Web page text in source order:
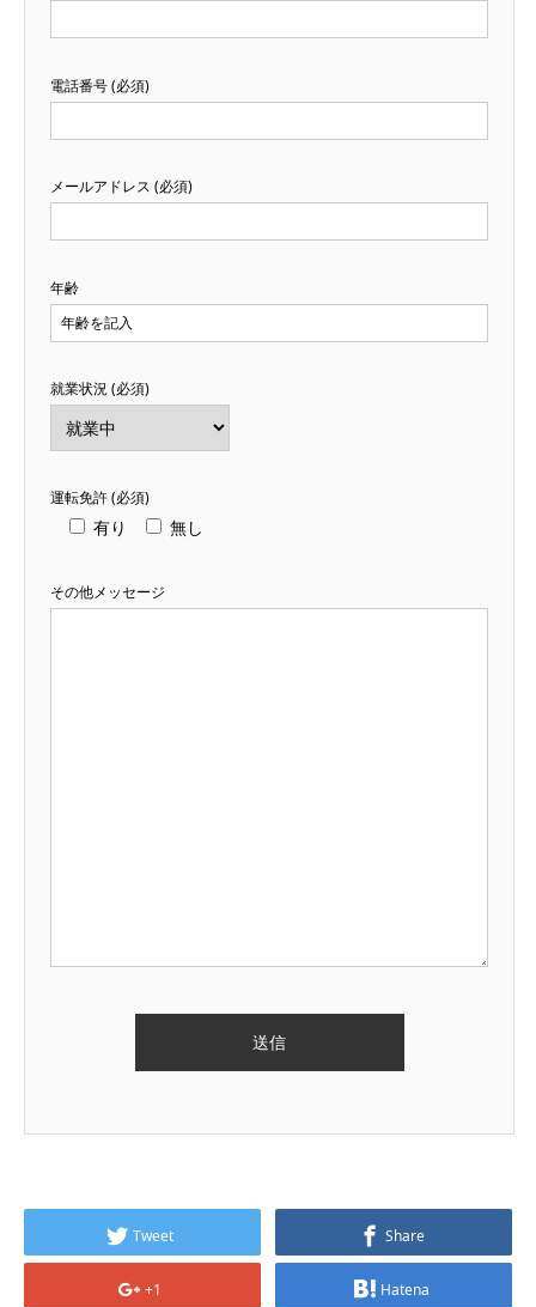
電話番号 (必須)
メールアドレス (必須)
年齢
就業状況 (必須)
運転免許 (必須)
有り 無し
その他メッセージ
Tweet Share
+1 Hatena